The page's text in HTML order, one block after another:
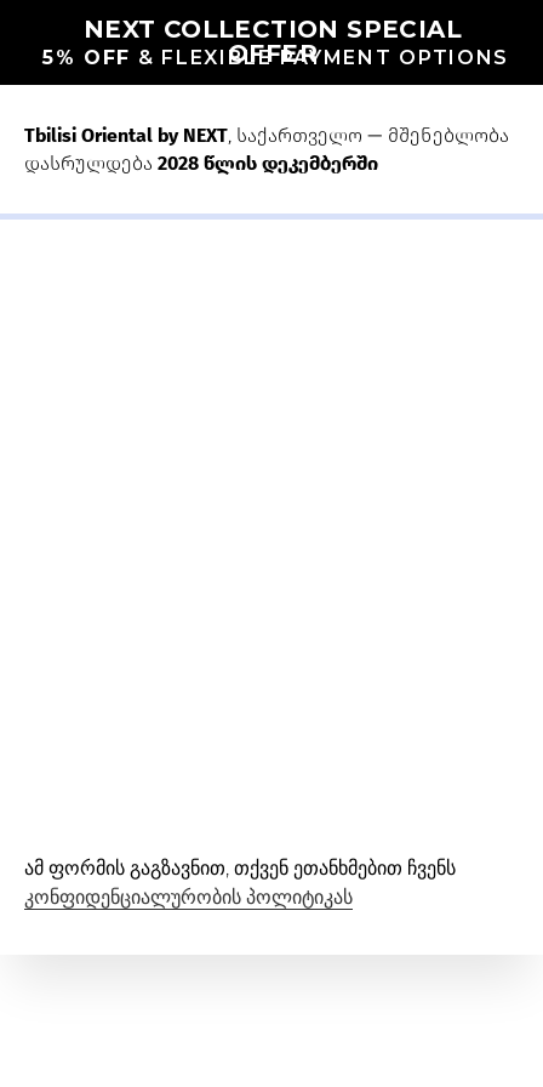
5% OFF & FLEXIBLE PAYMENT OPTIONS
NEXT COLLECTION SPECIAL
OFFER
Tbilisi Oriental by NEXT, საქართველო — მშენებლობა
დასრულდება 2028 წლის დეკემბერში
ამ ფორმის გაგზავნით, თქვენ ეთანხმებით ჩვენს
კონფიდენციალურობის პოლიტიკას